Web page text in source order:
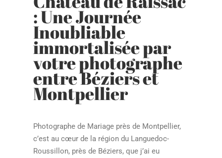
: Une Journée
Inoubliable
immortalisée par
votre photographe
entre Béziers et
Montpellier
Photographe de Mariage près de Montpellier,
c’est au cœur de la région du Languedoc-
Roussillon, près de Béziers, que j’ai eu